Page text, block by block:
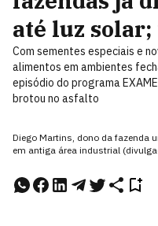
até luz
Com sementes especiais e
alimentos em ambientes
episódio do programa
brotou no asfalto
Diego Martins, dono da fazenda
em antiga área industrial